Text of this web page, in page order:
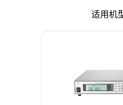
适用机